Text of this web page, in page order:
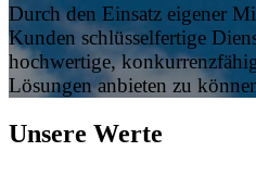
Durch den Einsatz eigener
Kunden schlüsselfertige
hochwertige,
Lösungen anbieten zu
Unsere Werte